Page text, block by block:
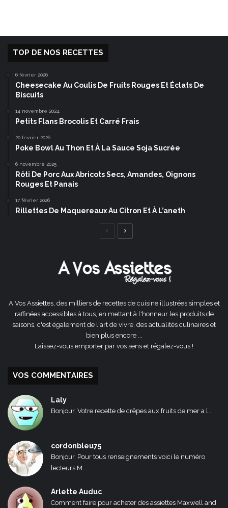
TOP DE NOS RECETTES
6 février 2026
Cheesecake Au Coulis De Fruits Rouges Et Éclats De
Biscuits
14 novembre 2024
Petits Flans Brocolis Et Carré Frais
20 février 2026
Poke Bowl Au Thon Et À La Sauce Soja Sucrée
6 novembre 2025
Rôti De Porc Aux Abricots Secs, Amandes, Oignons
Rouges Et Panais
17 février 2026
Rillettes De Maquereaux Au Citron Et À L’aneth
Page
A Vos Assiettes, des milliers de recettes de cuisine illustrées simples et
raffinées accessibles à tous, en mettant à l'honneur les produits de
saisons, c'est également de l'art de vivre, des actualités culinaires et
bien plus encore ...
Laissez-vous emporter par vos sens et régalez-vous !
VOS COMMENTAIRES
Laly
Bonjour, Votre recette de crêpes aux fruits de mer a l...
cordonbleu75
Bonjour, Pour tous renseignements voici le numéro
lecteurs M...
Arlette Auduc
Comment faire pour acheter des assiettes Maxwell and